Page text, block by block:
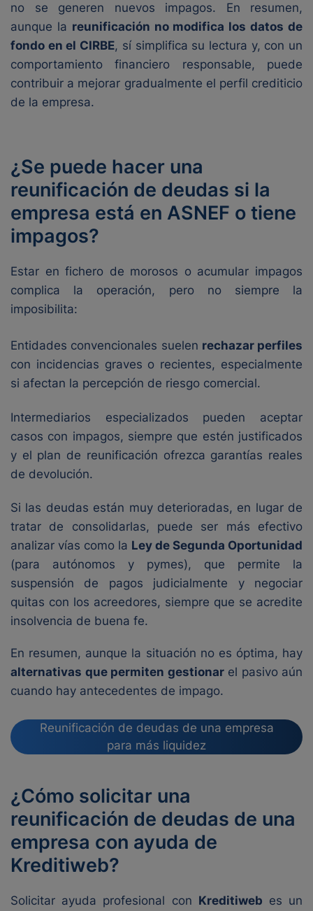
no se generen nuevos impagos. En resumen,
aunque la reunificación no modifica los datos de
fondo en el CIRBE, sí simplifica su lectura y, con un
comportamiento financiero responsable, puede
contribuir a mejorar gradualmente el perfil crediticio
de la empresa.
¿Se puede hacer una
reunificación de deudas si la
empresa está en ASNEF o tiene
impagos?
Estar en fichero de morosos o acumular impagos
complica la operación, pero no siempre la
imposibilita:
Entidades convencionales suelen rechazar perfiles
con incidencias graves o recientes, especialmente
si afectan la percepción de riesgo comercial.
Intermediarios especializados pueden aceptar
casos con impagos, siempre que estén justificados
y el plan de reunificación ofrezca garantías reales
de devolución.
Si las deudas están muy deterioradas, en lugar de
tratar de consolidarlas, puede ser más efectivo
analizar vías como la Ley de Segunda Oportunidad
(para autónomos y pymes), que permite la
suspensión de pagos judicialmente y negociar
quitas con los acreedores, siempre que se acredite
insolvencia de buena fe.
En resumen, aunque la situación no es óptima, hay
alternativas que permiten gestionarel pasivo aún
cuando hay antecedentes de impago.
Reunificación de deudas de una empresa
para más liquidez
¿Cómo solicitar una
reunificación de deudas de una
empresa con ayuda de
Kreditiweb?
Solicitar ayuda profesional con Kreditiweb es un